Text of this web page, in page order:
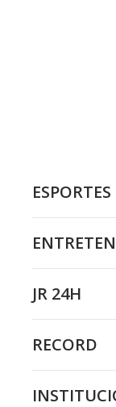
ESPORTES
JR 24H
RECORD